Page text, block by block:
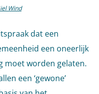
Wind
dat een
een oneerlijk
moet worden gelaten.
een ‘gewone’